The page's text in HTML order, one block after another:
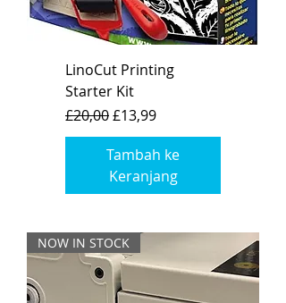
LinoCut Printing
Starter Kit
Harga Reguler
£20,00Harga Promosi
£13,99
Tambah ke
Keranjang
NOW IN STOCK